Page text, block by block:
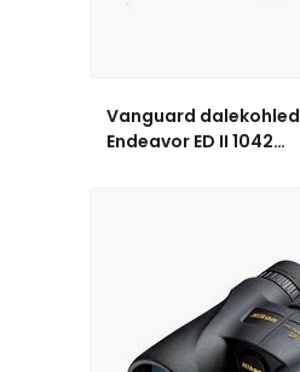
Vanguard dalekohled
Endeavor ED II 1042